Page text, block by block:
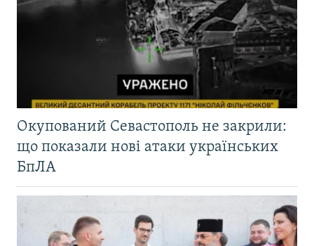
Окупований Севастополь не закрили:
що показали нові атаки українських
БпЛА